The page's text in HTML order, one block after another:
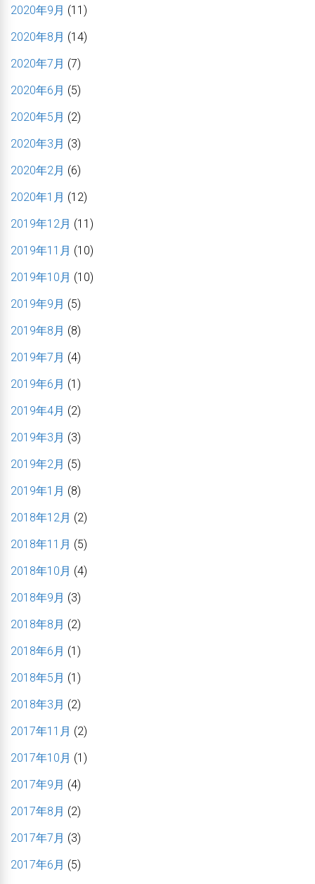
2020年9月 (11)
2020年8月 (14)
2020年7月 (7)
2020年6月 (5)
2020年5月 (2)
2020年3月 (3)
2020年2月 (6)
2020年1月 (12)
2019年12月 (11)
2019年11月 (10)
2019年10月 (10)
2019年9月 (5)
2019年8月 (8)
2019年7月 (4)
2019年6月 (1)
2019年4月 (2)
2019年3月 (3)
2019年2月 (5)
2019年1月 (8)
2018年12月 (2)
2018年11月 (5)
2018年10月 (4)
2018年9月 (3)
2018年8月 (2)
2018年6月 (1)
2018年5月 (1)
2018年3月 (2)
2017年11月 (2)
2017年10月 (1)
2017年9月 (4)
2017年8月 (2)
2017年7月 (3)
2017年6月 (5)